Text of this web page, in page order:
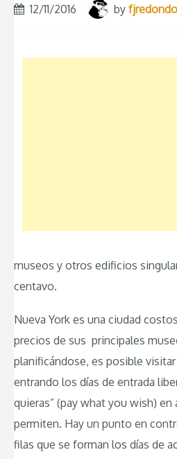
12/11/2016 by fjredondo
museos y otros edificios
centavo.
Nueva York es una ciudad
precios de sus principales
planificándose, es posible
entrando los días de entrada
quieras” (pay what you wish) en
permiten. Hay un punto en
filas que se forman los días de